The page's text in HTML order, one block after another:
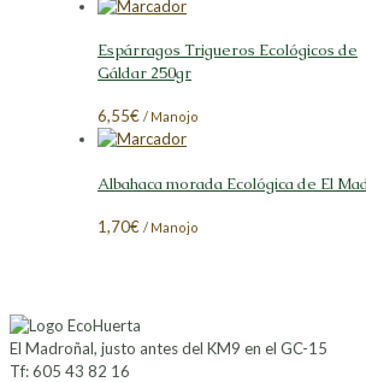
Espárragos Trigueros Ecológicos de
Gáldar 250gr
6,55€ / Manojo
Albahaca morada Ecológica de El
1,70€ / Manojo
El Madroñal, justo antes del KM9 en el GC-15
Tf: 605 43 82 16